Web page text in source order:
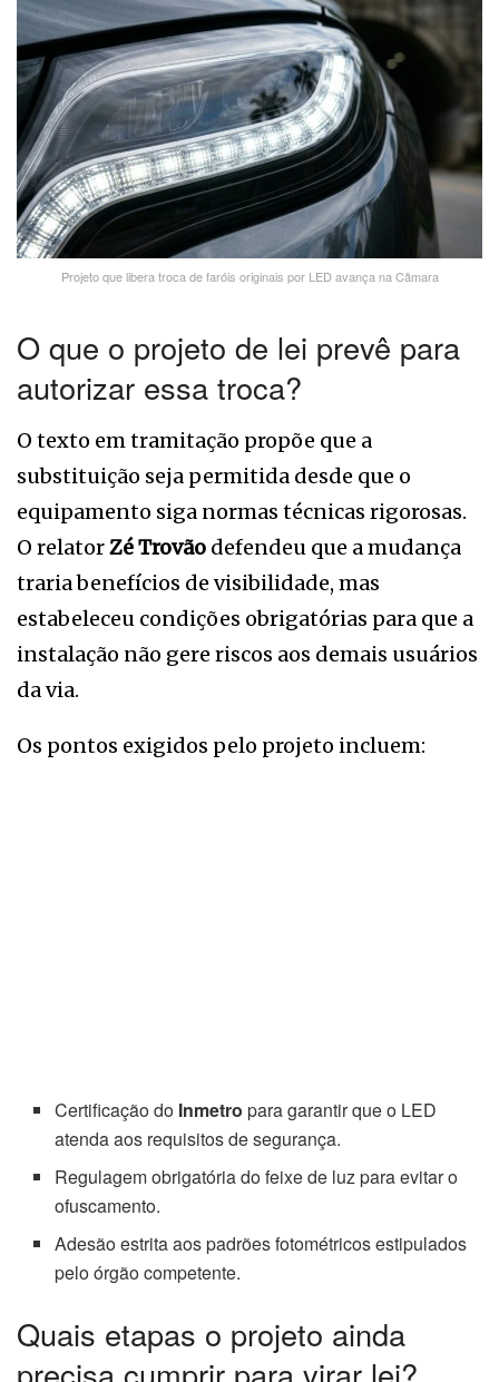
Projeto que libera troca de faróis originais por LED avança na Câmara
O que o projeto de lei prevê para
autorizar essa troca?
O texto em tramitação propõe que a
substituição seja permitida desde que o
equipamento siga normas técnicas rigorosas.
O relatorZé Trovão defendeu que a mudança
traria benefícios de visibilidade, mas
estabeleceu condições obrigatórias para que a
instalação não gere riscos aos demais usuários
da via.
Os pontos exigidos pelo projeto incluem:
Certificação do Inmetro para garantir que o LED
atenda aos requisitos de segurança.
Regulagem obrigatória do feixe de luz para evitar o
ofuscamento.
Adesão estrita aos padrões fotométricos estipulados
pelo órgão competente.
Quais etapas o projeto ainda